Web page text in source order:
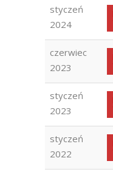
styczeń
2024
czerwiec
2023
styczeń
2023
styczeń
2022